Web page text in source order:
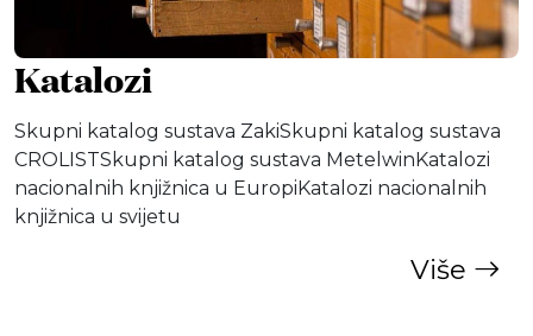
Katalozi
Skupni katalog sustava ZakiSkupni katalog sustava
CROLISTSkupni katalog sustava MetelwinKatalozi
nacionalnih knjižnica u EuropiKatalozi nacionalnih
knjižnica u svijetu
Više